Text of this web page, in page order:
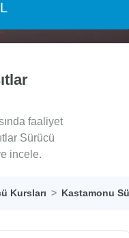
faaliyet
Sürücü
incele.
Kursları Kastamonu